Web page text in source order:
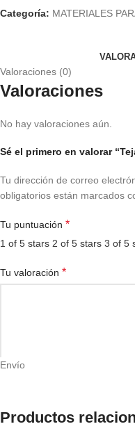
Categoría: MATERIALES
Valoraciones (0)
Valoraciones
No hay valoraciones aún.
Sé el primero en valorar
Tu dirección de correo
obligatorios están marcados
Tu puntuación *
1 of 5 stars 2 of 5 stars 3 of 5
Tu valoración *
Envío
Productos